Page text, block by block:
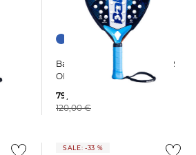
Babolat | Padelschläger AIR
ORIGIN
79,99 €
120,00 €
SALE: -33 %